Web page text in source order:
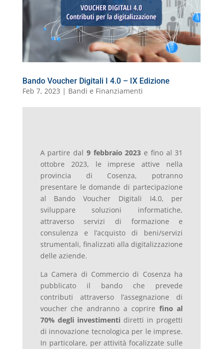
Bando Voucher Digitali I 4.0 – IX Edizione
Feb 7, 2023 | Bandi e Finanziamenti
A partire dal 9 febbraio 2023 e fino al 31
ottobre 2023, le imprese attive nella
provincia di Cosenza, potranno
presentare le domande di partecipazione
al Bando Voucher Digitali I4.0, per
sviluppare soluzioni informatiche,
attraverso servizi di formazione e
consulenza e l’acquisto di beni/servizi
strumentali, finalizzati alla digitalizzazione
delle aziende.
La Camera di Commercio di Cosenza ha
pubblicato il bando che prevede
contributi attraverso l’assegnazione di
voucher che andranno a coprire fino al
70% degli investimenti diretti in progetti
di innovazione tecnologica per le imprese.
In particolare, per attività focalizzate sulle